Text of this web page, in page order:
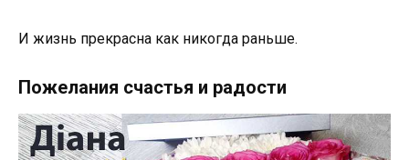
И жизнь прекрасна как никогда раньше.
Пожелания счастья и радости